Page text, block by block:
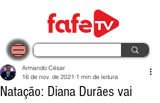
Natação: Diana Durães vai
Armando César
16 de nov. de 2021 1 min de leitura